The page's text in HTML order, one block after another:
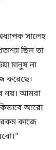
সালেহ
ছিল তা
মানুষ না
করেছে।
নয়। আমরা
কিভাবে আরো
কাজে